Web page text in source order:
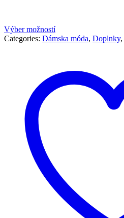
Výber možností
Categories: Dámska móda, Doplnky,